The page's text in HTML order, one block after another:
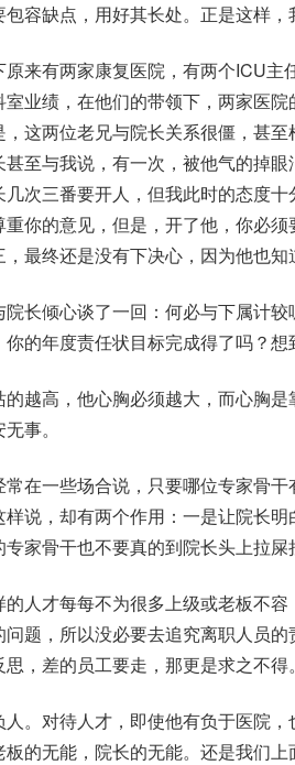
容缺点，用好其长处。正是这样，
有两家康复医院，有两个ICU主
业绩，在他们的带领下，两家医
这两位老兄与院长关系很僵，甚
至与我说，有一次，被他气的掉
次三番要开人，但我此时的态度十
你的意见，但是，开了他，你必
最终还是没有下决心，因为他也知
倾心谈了一回：何必与下属计较
的年度责任状目标完成得了吗？想
高，他心胸必须越大，而心胸是
事。
一些场合说，只要哪位专家骨干
说，却有两个作用：一是让院长
家骨干也不要真的到院长头上拉屎
才每每不为很多上级或老板不容
题，所以没必要去追究离职人员
，差的员工要走，那更是求之不得。
对待人才，即使他有负于医院，
的无能，院长的无能。还是我们